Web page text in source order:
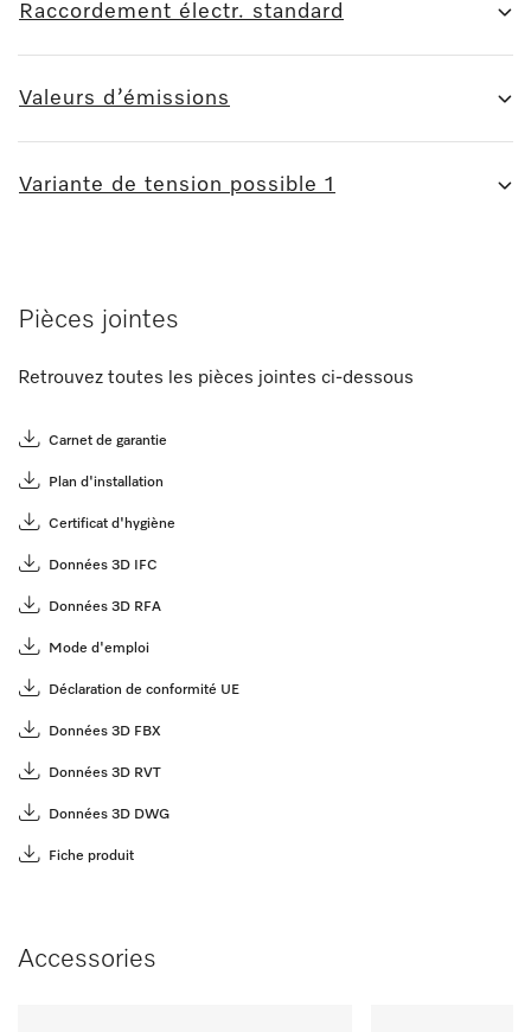
Raccordement électr. standard
Valeurs d’émissions
Variante de tension possible 1
Pièces jointes
Retrouvez toutes les pièces jointes ci-dessous
Carnet de garantie
Plan d'installation
Certificat d'hygiène
Données 3D IFC
Données 3D RFA
Mode d'emploi
Déclaration de conformité UE
Données 3D FBX
Données 3D RVT
Données 3D DWG
Fiche produit
Accessories